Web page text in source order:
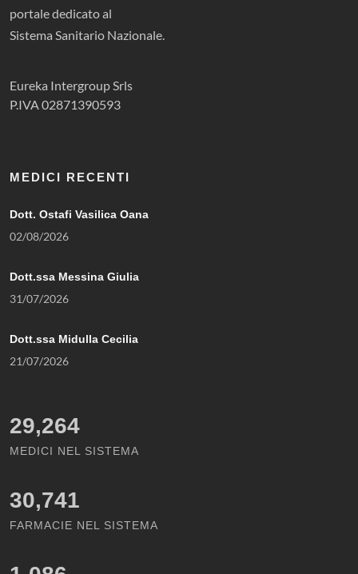
portale dedicato al
Sistema Sanitario Nazionale.
Eureka Intergroup Srls
P.IVA 02871390593
MEDICI RECENTI
Dott. Ostafi Vasilica Oana
02/08/2026
Dott.ssa Messina Giulia
31/07/2026
Dott.ssa Midulla Cecilia
21/07/2026
29,264
MEDICI NEL SISTEMA
30,741
FARMACIE NEL SISTEMA